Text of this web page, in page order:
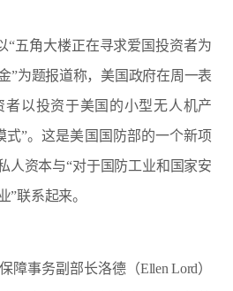
“五角大楼正在寻求爱国投资者为
”为题报道称，美国政府在周一表
以投资于美国的小型无人机产
式”。这是美国国防部的一个新项
人资本与“对于国防工业和国家安
”联系起来。
障事务副部长洛德（Ellen Lord）